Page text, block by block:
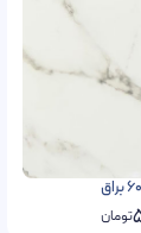
تومان